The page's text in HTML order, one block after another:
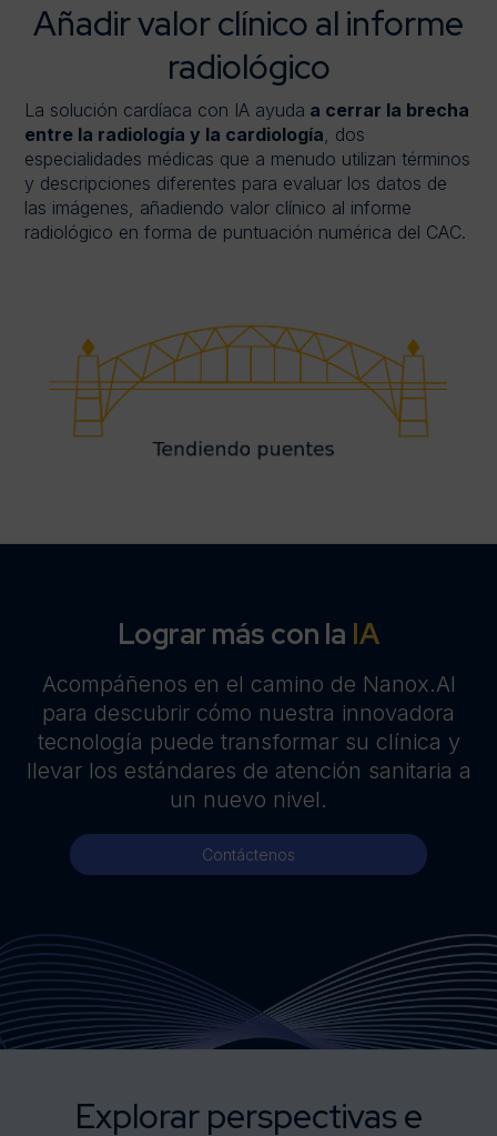
Añadir valor clínico al informe
radiológico
La solución cardíaca con IA ayuda a cerrar la brecha
entre la radiología y la cardiología, dos
especialidades médicas que a menudo utilizan términos
y descripciones diferentes para evaluar los datos de
las imágenes, añadiendo valor clínico al informe
radiológico en forma de puntuación numérica del CAC.
Lograr más con la IA
Acompáñenos en el camino de Nanox.AI
para descubrir cómo nuestra innovadora
tecnología puede transformar su clínica y
llevar los estándares de atención sanitaria a
un nuevo nivel.
Contáctenos
Explorar perspectivas e